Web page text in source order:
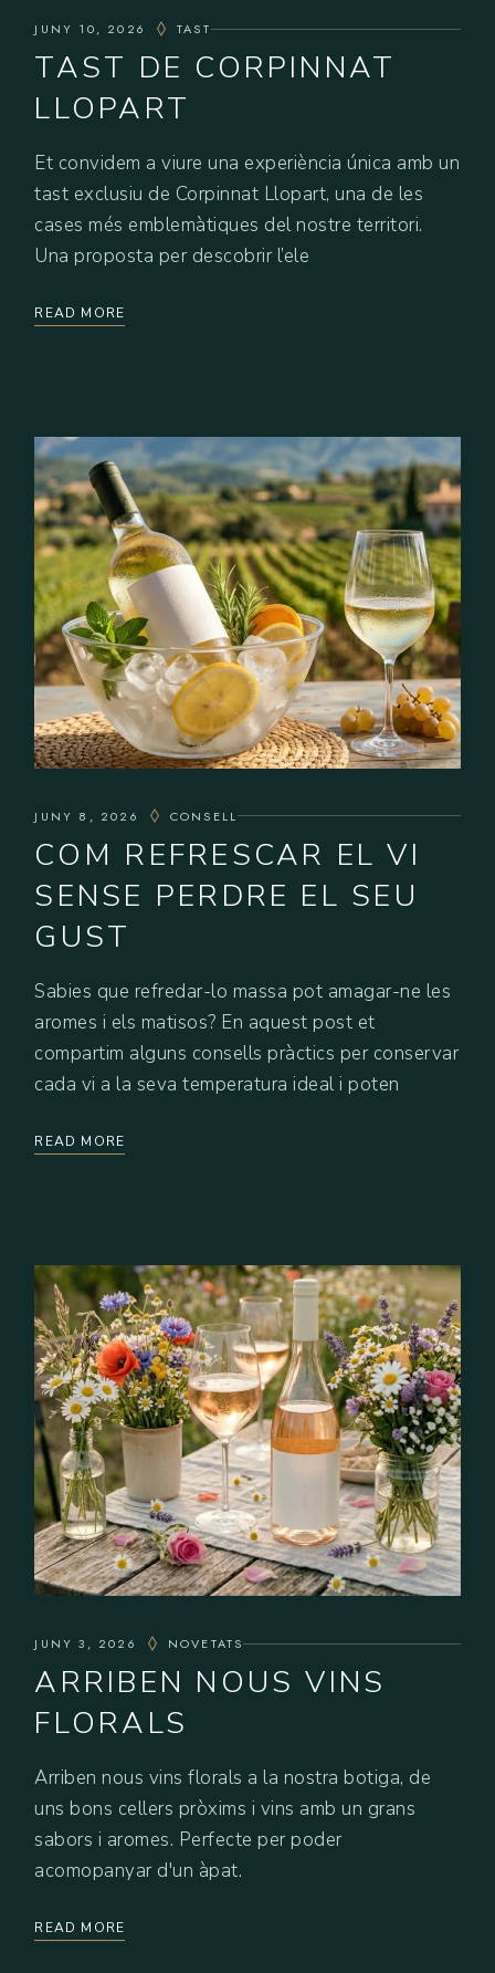
JUNY 10, 2026 TAST
TAST DE CORPINNAT
LLOPART
Et convidem a viure una experiència única amb un
tast exclusiu de Corpinnat Llopart, una de les
cases més emblemàtiques del nostre territori.
Una proposta per descobrir l’ele
READ MORE
JUNY 8, 2026 CONSELL
COM REFRESCAR EL VI
SENSE PERDRE EL SEU
GUST
Sabies que refredar-lo massa pot amagar-ne les
aromes i els matisos? En aquest post et
compartim alguns consells pràctics per conservar
cada vi a la seva temperatura ideal i poten
READ MORE
JUNY 3, 2026 NOVETATS
ARRIBEN NOUS VINS
FLORALS
Arriben nous vins florals a la nostra botiga, de
uns bons cellers pròxims i vins amb un grans
sabors i aromes. Perfecte per poder
acomopanyar d'un àpat.
READ MORE